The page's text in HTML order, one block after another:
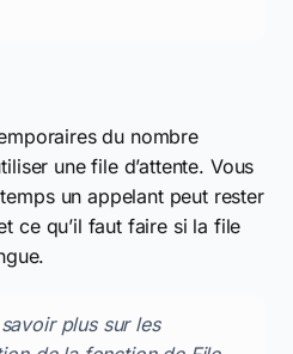
du nombre
une file d’attente. Vous
un appelant peut rester
ce qu’il faut faire si la file
plus sur les